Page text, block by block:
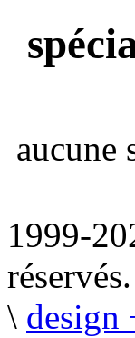
aucune
1999-
\ design